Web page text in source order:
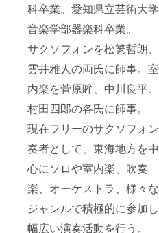
科卒業。愛知県立芸術大学
音楽学部器楽科卒業。
サクソフォンを松繁哲朗、
雲井雅人の両氏に師事。室
内楽を菅原眸、中川良平、
村田四郎の各氏に師事。
現在フリーのサクソフォン
奏者として、東海地方を中
心にソロや室内楽、吹奏
楽、オーケストラ、様々な
ジャンルで積極的に参加し
幅広い演奏活動を行う。